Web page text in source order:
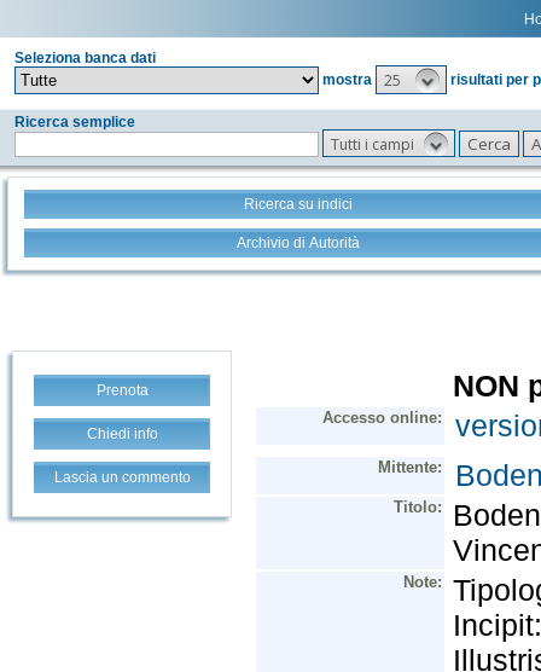
Seleziona banca dati
mostra
25 risultati per
Ricerca semplice
Tutti i campi
Ricerca su indici
Archivio di Autorità
Prenota
Chiedi info
Lascia un commento